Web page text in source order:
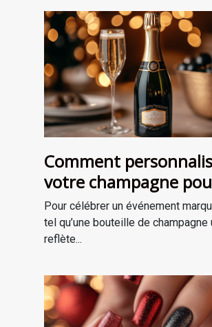
Comment
votre champagne
occasions spéciales ?
Pour célébrer un événement
tel qu’une bouteille de champagne
reflète...